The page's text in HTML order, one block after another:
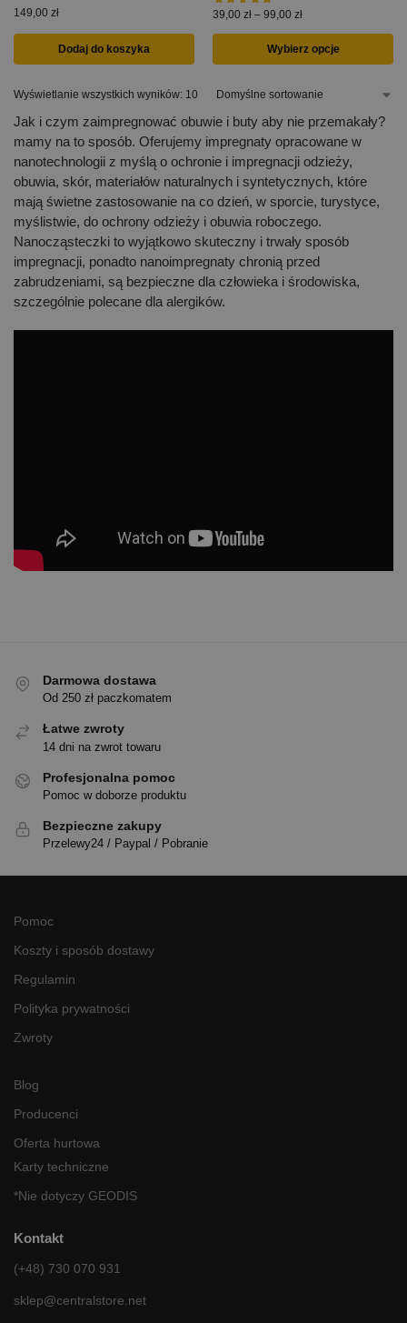
149,00 zł
Dodaj do koszyka
39,00 zł – 99,00 zł
Wybierz opcje
Wyświetlanie wszystkich wyników: 10
Jak i czym zaimpregnować obuwie i buty aby nie przemakały?
mamy na to sposób. Oferujemy impregnaty opracowane w
nanotechnologii z myślą o ochronie i impregnacji odzieży,
obuwia, skór, materiałów naturalnych i syntetycznych, które
mają świetne zastosowanie na co dzień, w sporcie, turystyce,
myślistwie, do ochrony odzieży i obuwia roboczego.
Nanocząsteczki to wyjątkowo skuteczny i trwały sposób
impregnacji, ponadto nanoimpregnaty chronią przed
zabrudzeniami, są bezpieczne dla człowieka i środowiska,
szczególnie polecane dla alergików.
Darmowa dostawa
Od 250 zł paczkomatem
Łatwe zwroty
14 dni na zwrot towaru
Profesjonalna pomoc
Pomoc w doborze produktu
Bezpieczne zakupy
Przelewy24 / Paypal / Pobranie
Pomoc
Koszty i sposób dostawy
Regulamin
Polityka prywatności
Zwroty
Blog
Producenci
Oferta hurtowa
Karty techniczne
*Nie dotyczy GEODIS
Kontakt
(+48) 730 070 931
sklep@centralstore.net